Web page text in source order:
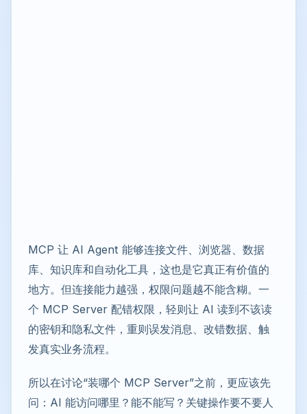
MCP 让 AI Agent 能够连接文件、浏览器、数据
库、知识库和自动化工具，这也是它真正有价值的
地方。但连接能力越强，权限问题越不能含糊。一
个 MCP Server 配错权限，轻则让 AI 读到不该读
的密钥和隐私文件，重则误发消息、改错数据、触
发真实业务流程。
所以在讨论“装哪个 MCP Server”之前，更应该先
问：AI 能访问哪里？能不能写？关键操作要不要人